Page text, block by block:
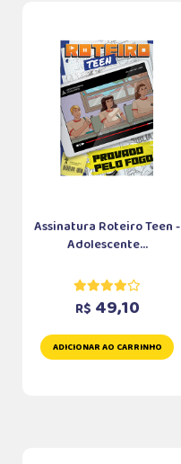
Assinatura Roteiro Teen -
Adolescente...
R$ 49,10
ADICIONAR AO CARRINHO